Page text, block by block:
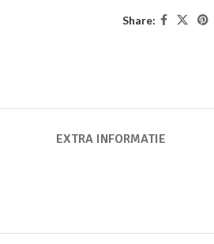
Share:
EXTRA INFORMATIE